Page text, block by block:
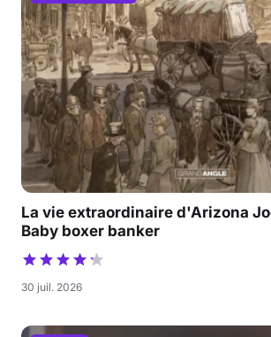
La vie extraordinaire d'Arizona
Baby boxer banker
30 juil. 2026